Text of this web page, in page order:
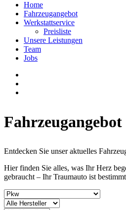
Home
Fahrzeugangebot
Werkstattservice
Preisliste
Unsere Leistungen
Team
Jobs
Fahrzeugangebot
Entdecken Sie unser aktuelles
Hier finden Sie alles, was Ihr Herz
gebraucht – Ihr Traumauto ist